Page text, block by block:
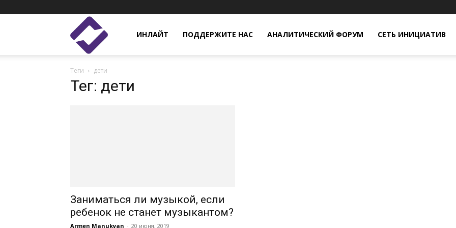
Enlight ИНЛАЙТ ПОДДЕРЖИТЕ НАС АНАЛИТИЧЕСКИЙ ФОРУМ СЕТЬ ИНИЦИАТИВ
Теги дети
Тег: дети
Заниматься ли музыкой, если
ребенок не станет музыкантом?
Armen Manukyan - 20 июня, 2019